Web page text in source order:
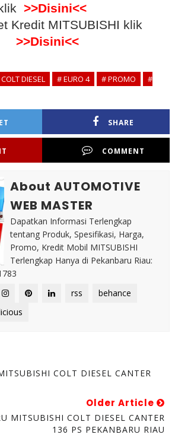
>>Disini<<
Kredit MITSUBISHI klik
>>Disini<<
DIESEL # EURO 4 # PROMO
#
SHARE
COMMENT
About AUTOMOTIVE
WEB MASTER
Dapatkan Informasi Terlengkap
tentang Produk, Spesifikasi, Harga,
Promo, Kredit Mobil MITSUBISHI
Terlengkap Hanya di Pekanbaru Riau:
rss
behance
COLT DIESEL CANTER
Older Article
MITSUBISHI COLT DIESEL CANTER
136 PS PEKANBARU RIAU